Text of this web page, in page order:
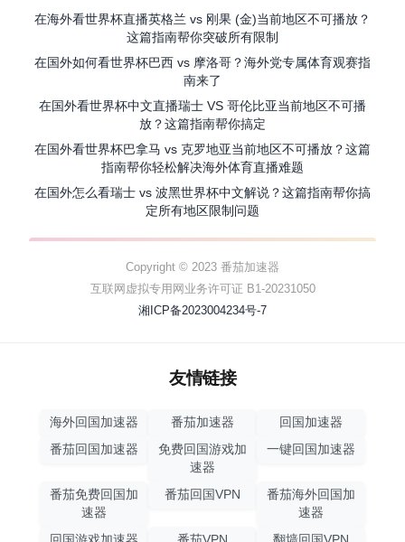
在海外看世界杯直播英格兰 vs 刚果 (金)当前地区不可播放？
这篇指南帮你突破所有限制
在国外如何看世界杯巴西 vs 摩洛哥？海外党专属体育观赛指
南来了
在国外看世界杯中文直播瑞士 VS 哥伦比亚当前地区不可播
放？这篇指南帮你搞定
在国外看世界杯巴拿马 vs 克罗地亚当前地区不可播放？这篇
指南帮你轻松解决海外体育直播难题
在国外怎么看瑞士 vs 波黑世界杯中文解说？这篇指南帮你搞
定所有地区限制问题
Copyright © 2023 番茄加速器
互联网虚拟专用网业务许可证 B1-20231050
湘ICP备2023004234号-7
友情链接
海外回国加速器 番茄加速器
回国加速器
番茄回国加速器
免费回国游戏加
速器
一键回国加速器
番茄免费回国加
速器
番茄回国VPN
番茄海外回国加
速器